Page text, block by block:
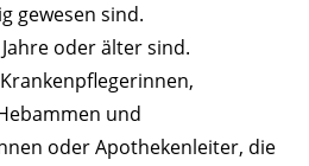
gewesen sind.
oder älter sind.
und
oder Apothekenleiter, die